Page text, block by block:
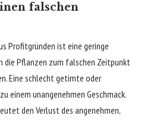
falschen
Profitgründen ist eine geringe
Pflanzen zum falschen Zeitpunkt
Eine schlecht getimte oder
unangenehmen Geschmack.
den Verlust des angenehmen,